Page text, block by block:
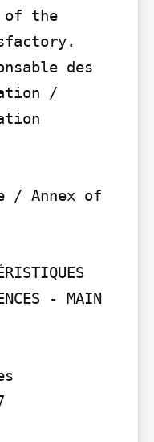
the
des
/
/ Annex of
- MAIN